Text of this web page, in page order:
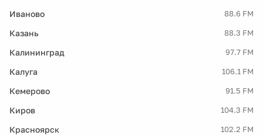
Иваново 88.6 FM
Казань 88.3 FM
Калининград 97.7 FM
Калуга 106.1 FM
Кемерово 91.5 FM
Киров 104.3 FM
Красноярск 102.2 FM